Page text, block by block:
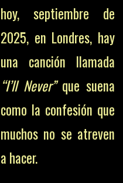
hoy, septiembre de
2025, en Londres, hay
una canción llamada
“I’ll Never”que suena
como la confesión que
muchos no se atreven
a hacer.